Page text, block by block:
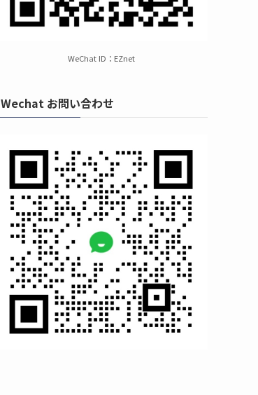
WeChat ID：EZnet
Wechat お問い合わせ